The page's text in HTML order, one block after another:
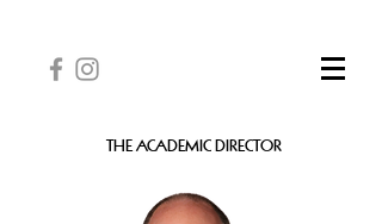
THE ACADEMIC DIRECTOR